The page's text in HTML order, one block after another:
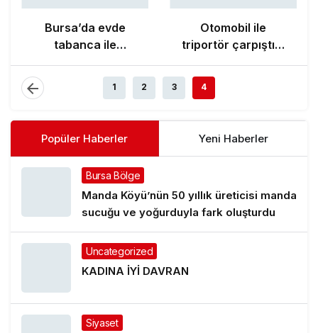
Bursa’da evde
tabanca ile
vurulmuş halde ölü
bulundu
Otomobil ile
triportör çarpıştı: 1
yaralı
1 2 3 4
Popüler Haberler Yeni Haberler
Bursa Bölge
Manda Köyü’nün 50 yıllık üreticisi manda
sucuğu ve yoğurduyla fark oluşturdu
Uncategorized
KADINA İYİ DAVRAN
Siyaset